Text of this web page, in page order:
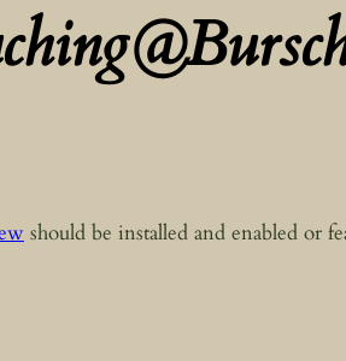
should be installed and enabled or